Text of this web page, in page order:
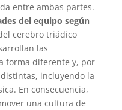
entre ambas partes.
del equipo según
cerebro triádico
las
forma diferente y, por
incluyendo la
En consecuencia,
una cultura de